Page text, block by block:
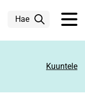
Hae
Kuuntele